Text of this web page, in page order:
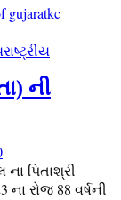
gujaratkc
રાષ્ટ્રીય
ની
પિતાશ્રી
રોજ 88 વર્ષની